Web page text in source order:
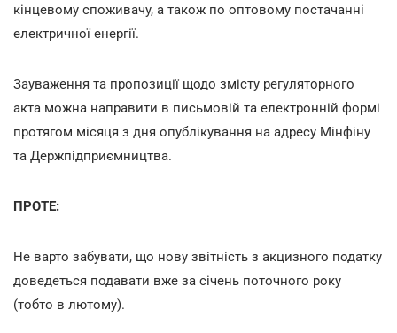
кінцевому споживачу, а також по оптовому постачанні
електричної енергії.
Зауваження та пропозиції щодо змісту регуляторного
акта можна направити в письмовій та електронній формі
протягом місяця з дня опублікування на адресу Мінфіну
та Держпідприємництва.
ПРОТЕ:
Не варто забувати, що нову звітність з акцизного податку
доведеться подавати вже за січень поточного року
(тобто в лютому).